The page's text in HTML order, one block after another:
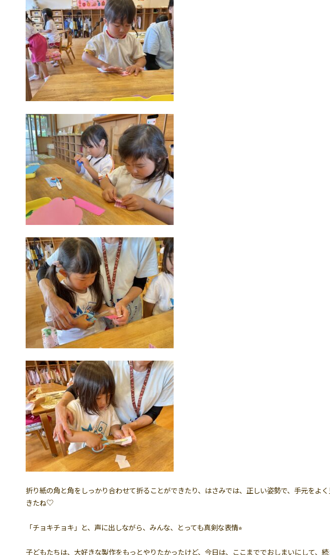
折り紙の角と角をしっかり合わせて折ることができたり、はさみでは、正しい姿勢で、手元をよ
きたね♡
「チョキチョキ」と、声に出しながら、みんな、とっても真剣な表情⭐︎
子どもたちは、大好きな製作をもっとやりたかったけど、今日は、ここまででおしまいにして、続